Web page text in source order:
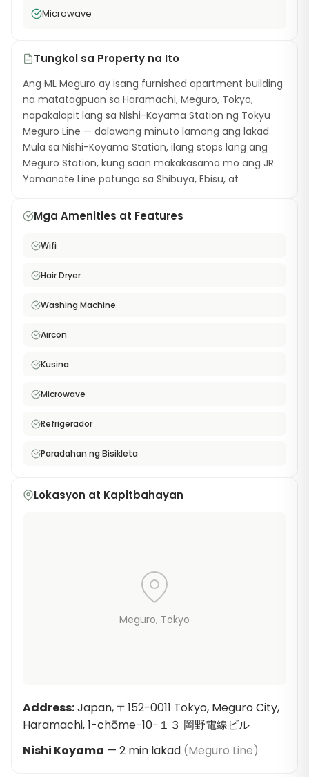
Microwave
Tungkol sa Property na Ito
Ang ML Meguro ay isang furnished apartment building
na matatagpuan sa Haramachi, Meguro, Tokyo,
napakalapit lang sa Nishi-Koyama Station ng Tokyu
Meguro Line — dalawang minuto lamang ang lakad.
Mula sa Nishi-Koyama Station, ilang stops lang ang
Meguro Station, kung saan makakasama mo ang JR
Yamanote Line patungo sa Shibuya, Ebisu, at
may 20.5 sqm na lugar sa layout na 1K. Lahat ng
apartment ay equipped na ng semi-double bed,
washing machine na may dryer, hair dryer, at libreng
oras mo lang na maghihintay para sa commute. Ang
residential charm — may sikat na Meguro River na
at maraming stylish na café at restaurant na local at
ramdam mo ang mainit na komunidad at may
furnished monthly rental na ito para sa mga
propesyonal na gusto manirahan sa isa sa pinakasikat
na ward ng Tokyo nang may napakabilis na access sa
station.
Mga Amenities at Features
Wifi
Hair Dryer
Washing Machine
Aircon
Kusina
Microwave
Refrigerador
Paradahan ng Bisikleta
Lokasyon at Kapitbahayan
Meguro, Tokyo
Address:Japan, 〒152-0011 Tokyo, Meguro City,
Haramachi, 1-chōme−10−１３ 岡野電線ビル
Nishi Koyama — 2 min lakad (Meguro Line)